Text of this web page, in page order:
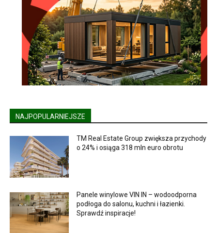
NAJPOPULARNIEJSZE
TM Real Estate Group zwiększa przychody
o 24% i osiąga 318 mln euro obrotu
Panele winylowe VIN IN – wodoodporna
podłoga do salonu, kuchni i łazienki.
Sprawdź inspiracje!